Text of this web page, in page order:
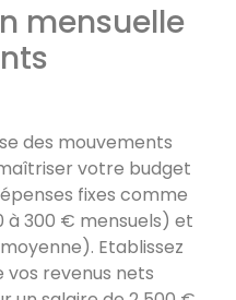
mensuelle
des mouvements
votre budget
fixes comme
à 300 € mensuels) et
Etablissez
vos revenus nets